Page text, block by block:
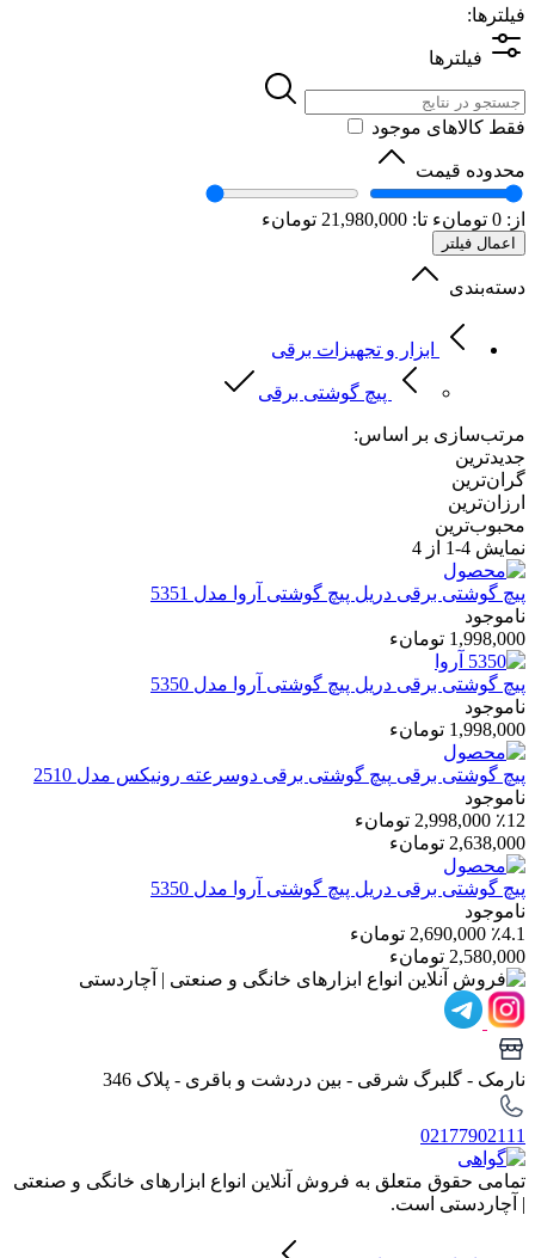
فیلترها:
فیلترها
فقط کالاهای موجود
محدوده قیمت
از: 0 تومانء تا: 21,980,000 تومانء
اعمال فیلتر
دسته‌بندی
ابزار و تجهیزات برقی
پیچ گوشتی برقی
مرتب‌سازی بر اساس:
جدیدترین
گران‌ترین
ارزان‌ترین
محبوب‌ترین
نمایش 4-1 از 4
پیچ گوشتی برقی دریل پیچ گوشتی آروا مدل 5351
ناموجود
1,998,000 تومانء
پیچ گوشتی برقی دریل پیچ گوشتی آروا مدل 5350
ناموجود
1,998,000 تومانء
پیچ گوشتی برقی پیچ گوشتی برقی دوسرعته رونیکس مدل 2510
ناموجود
٪12 2,998,000 تومانء
2,638,000 تومانء
پیچ گوشتی برقی دریل پیچ گوشتی آروا مدل 5350
ناموجود
٪4.1 2,690,000 تومانء
2,580,000 تومانء
نارمک - گلبرگ شرقی - بین دردشت و باقری - پلاک 346
02177902111
تمامی حقوق متعلق به فروش آنلاین انواع ابزارهای خانگی و صنعتی
| آچاردستی است.